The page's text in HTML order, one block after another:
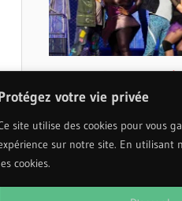
votre vie privée
site utilise des cookies pour vous
sur notre site. En utilisant
cookies.